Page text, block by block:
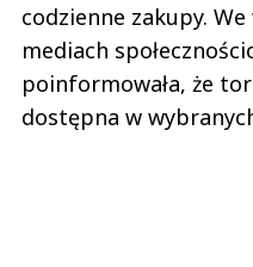
codzienne zakupy.
mediach
poinformowała, że
dostępna w